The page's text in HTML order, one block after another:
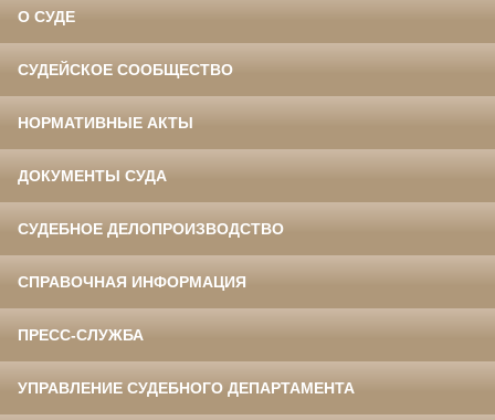
О СУДЕ
СУДЕЙСКОЕ СООБЩЕСТВО
НОРМАТИВНЫЕ АКТЫ
ДОКУМЕНТЫ СУДА
СУДЕБНОЕ ДЕЛОПРОИЗВОДСТВО
СПРАВОЧНАЯ ИНФОРМАЦИЯ
ПРЕСС-СЛУЖБА
УПРАВЛЕНИЕ СУДЕБНОГО ДЕПАРТАМЕНТА